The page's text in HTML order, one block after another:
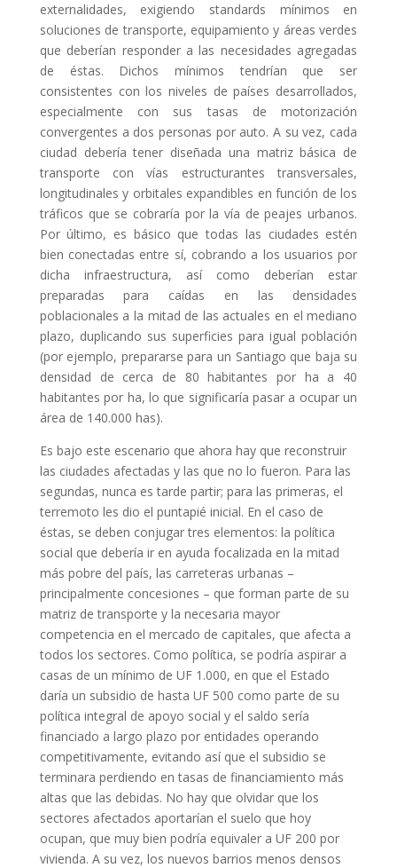
externalidades, exigiendo standards mínimos en
soluciones de transporte, equipamiento y áreas verdes
que deberían responder a las necesidades agregadas
de éstas. Dichos mínimos tendrían que ser
consistentes con los niveles de países desarrollados,
especialmente con sus tasas de motorización
convergentes a dos personas por auto. A su vez, cada
ciudad debería tener diseñada una matriz básica de
transporte con vías estructurantes transversales,
longitudinales y orbitales expandibles en función de los
tráficos que se cobraría por la vía de peajes urbanos.
Por último, es básico que todas las ciudades estén
bien conectadas entre sí, cobrando a los usuarios por
dicha infraestructura, así como deberían estar
preparadas para caídas en las densidades
poblacionales a la mitad de las actuales en el mediano
plazo, duplicando sus superficies para igual población
(por ejemplo, prepararse para un Santiago que baja su
densidad de cerca de 80 habitantes por ha a 40
habitantes por ha, lo que significaría pasar a ocupar un
área de 140.000 has).
Es bajo este escenario que ahora hay que reconstruir
las ciudades afectadas y las que no lo fueron. Para las
segundas, nunca es tarde partir; para las primeras, el
terremoto les dio el puntapié inicial. En el caso de
éstas, se deben conjugar tres elementos: la política
social que debería ir en ayuda focalizada en la mitad
más pobre del país, las carreteras urbanas –
principalmente concesiones – que forman parte de su
matriz de transporte y la necesaria mayor
competencia en el mercado de capitales, que afecta a
todos los sectores. Como política, se podría aspirar a
casas de un mínimo de UF 1.000, en que el Estado
daría un subsidio de hasta UF 500 como parte de su
política integral de apoyo social y el saldo sería
financiado a largo plazo por entidades operando
competitivamente, evitando así que el subsidio se
terminara perdiendo en tasas de financiamiento más
altas que las debidas. No hay que olvidar que los
sectores afectados aportarían el suelo que hoy
ocupan, que muy bien podría equivaler a UF 200 por
vivienda. A su vez, los nuevos barrios menos densos